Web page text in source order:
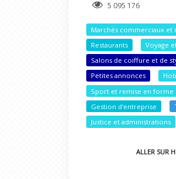
5 095 176
Marchés commerciaux et
Restaurants
Voyage
Salons de coiffure et de
Petites annonces
Sport et remise en forme
Gestion d'entreprise
Justice et administrations
ALLER SUR